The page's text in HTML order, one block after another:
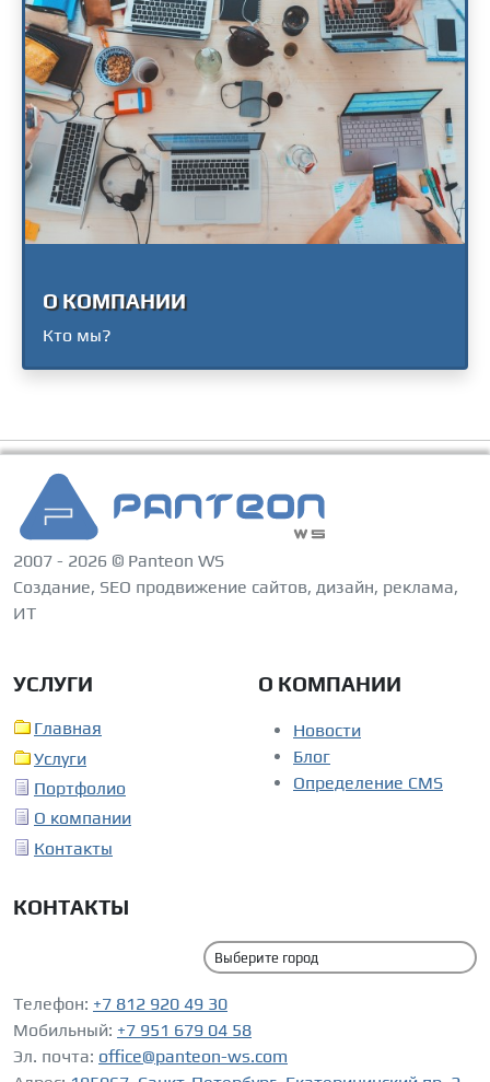
О КОМПАНИИ
Кто мы?
2007 - 2026 © Panteon WS
Создание, SEO продвижение сайтов, дизайн, реклама,
ИТ
УСЛУГИ
Главная
Услуги
Портфолио
О компании
Контакты
О КОМПАНИИ
Новости
Блог
Определение CMS
КОНТАКТЫ
Телефон: +7 812 920 49 30
Мобильный: +7 951 679 04 58
Эл. почта: office@panteon-ws.com